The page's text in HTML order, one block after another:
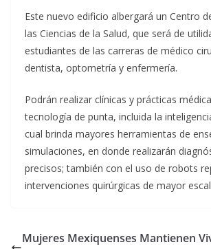
Este nuevo edificio albergará un Centro
las Ciencias de la Salud, que será de
estudiantes de las carreras de médico
dentista, optometría y enfermería.
Podrán realizar clínicas y prácticas
tecnología de punta, incluida la
cual brinda mayores herramientas de
simulaciones, en donde realizarán
precisos; también con el uso de robots
intervenciones quirúrgicas de mayor
Mujeres Mexiquenses Mantienen